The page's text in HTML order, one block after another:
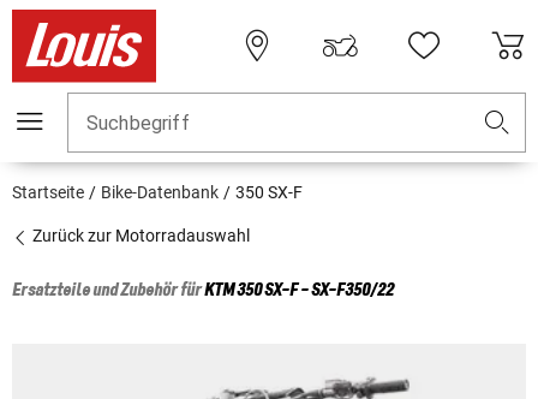
Suchbegriff
Startseite Bike-Datenbank 350 SX-F
Zurück zur Motorradauswahl
Ersatzteile und Zubehör fürKTM350 SX-F - SX-F350/22